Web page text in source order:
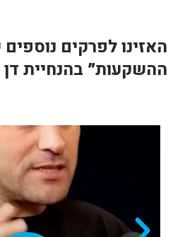
האזינו לפרקים
ההשקעות״ בהנחיית דן